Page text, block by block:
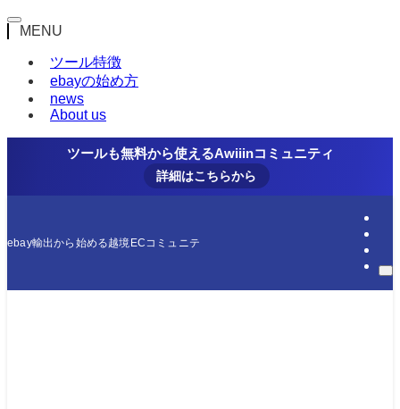
MENU
ツール特徴
ebayの始め方
news
About us
ツールも無料から使えるAwiiinコミュニティ
詳細はこちらから
ebay輸出から始める越境ECコミュニティ